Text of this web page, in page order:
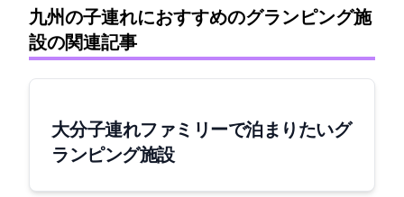
九州の子連れにおすすめのグランピング施
設の関連記事
大分 子連れファミリーで泊まりたいグ
ランピング施設